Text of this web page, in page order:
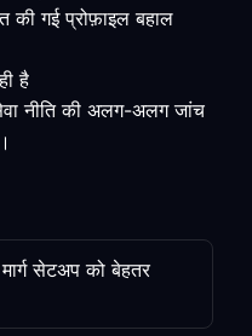
की गई प्रोफ़ाइल बहाल
है
नीति की अलग-अलग जांच
सेटअप को बेहतर